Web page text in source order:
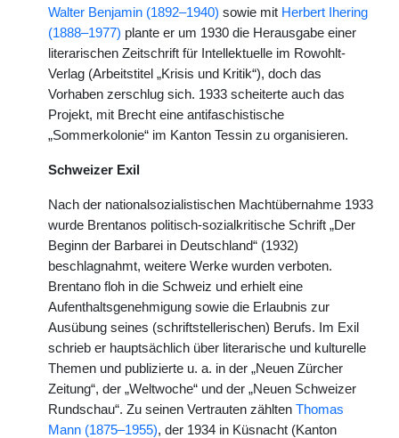
Walter Benjamin (1892–1940) sowie mit Herbert Ihering
(1888–1977) plante er um 1930 die Herausgabe einer
literarischen Zeitschrift für Intellektuelle im Rowohlt-
Verlag (Arbeitstitel „Krisis und Kritik“), doch das
Vorhaben zerschlug sich. 1933 scheiterte auch das
Projekt, mit Brecht eine antifaschistische
„Sommerkolonie“ im Kanton Tessin zu organisieren.
Schweizer Exil
Nach der nationalsozialistischen Machtübernahme 1933
wurde Brentanos politisch-sozialkritische Schrift „Der
Beginn der Barbarei in Deutschland“ (1932)
beschlagnahmt, weitere Werke wurden verboten.
Brentano floh in die Schweiz und erhielt eine
Aufenthaltsgenehmigung sowie die Erlaubnis zur
Ausübung seines (schriftstellerischen) Berufs. Im Exil
schrieb er hauptsächlich über literarische und kulturelle
Themen und publizierte u. a. in der „Neuen Zürcher
Zeitung“, der „Weltwoche“ und der „Neuen Schweizer
Rundschau“. Zu seinen Vertrauten zählten Thomas
Mann (1875–1955), der 1934 in Küsnacht (Kanton